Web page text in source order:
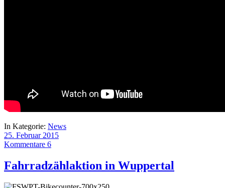
In Kategorie: News
25. Februar 2015
Kommentare 6
Fahrradzählaktion in Wuppertal